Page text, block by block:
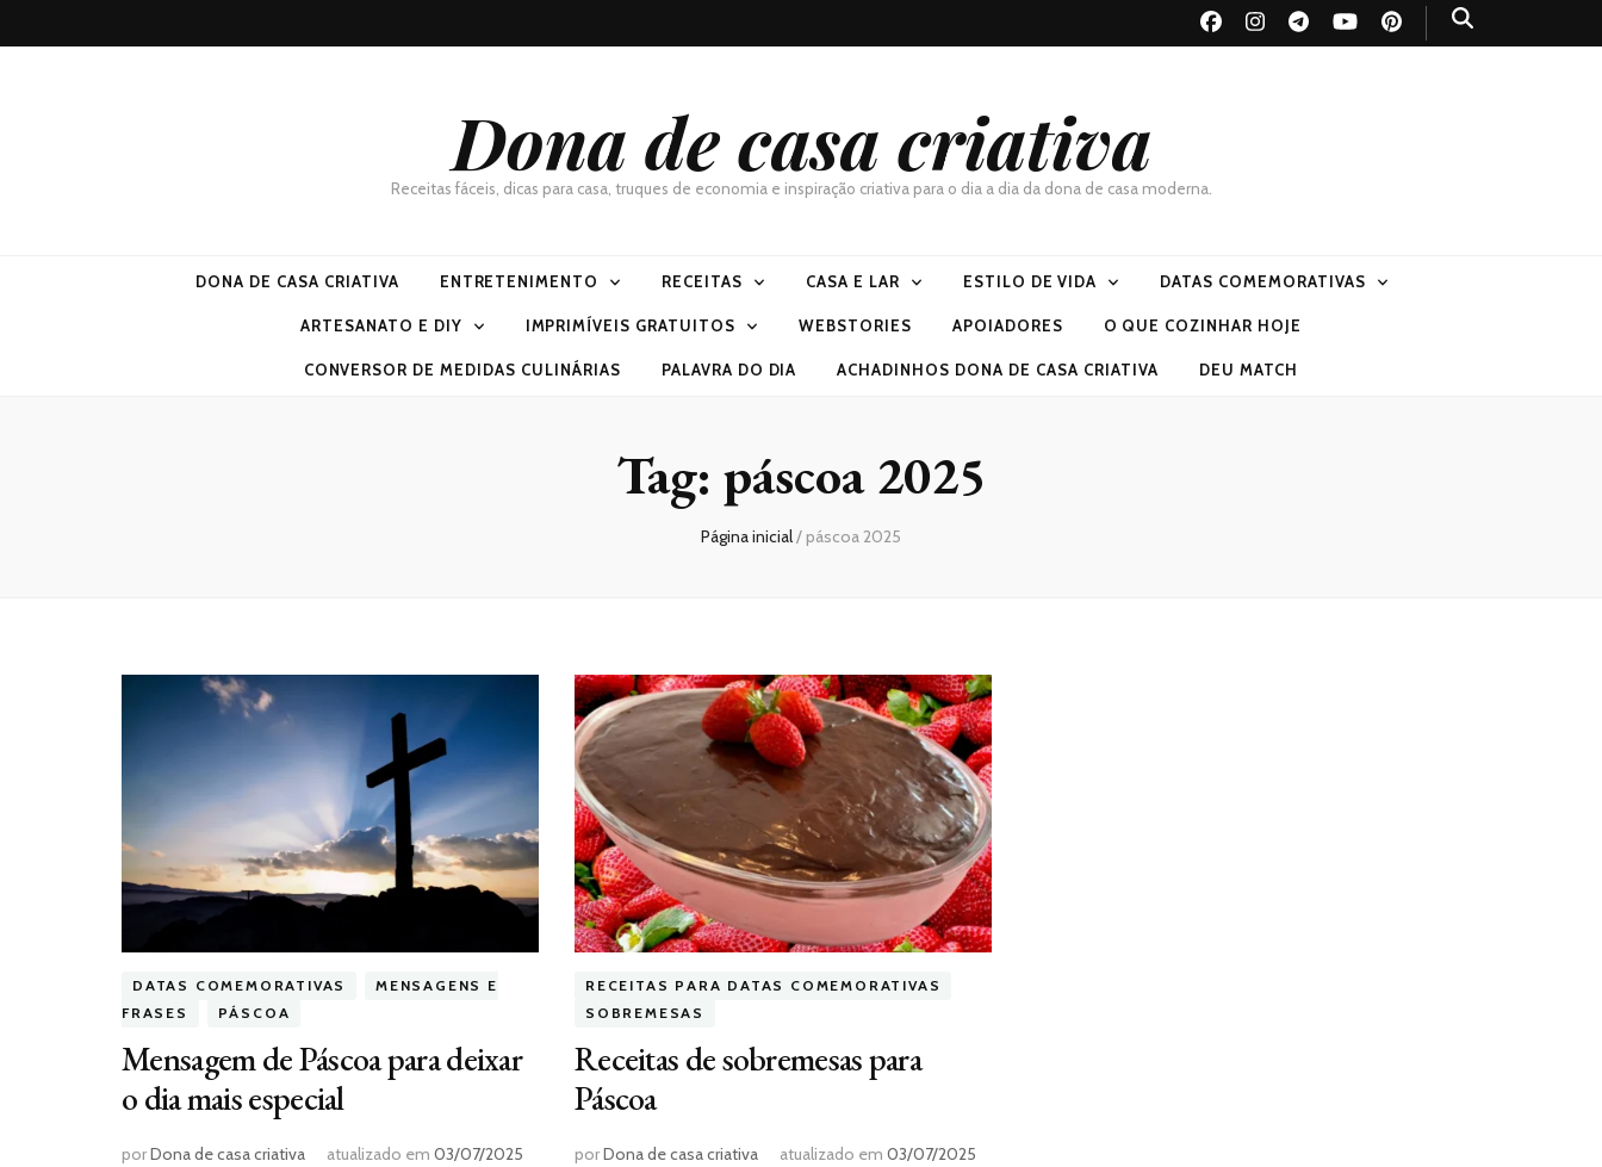
Dona de casa criativa
Receitas fáceis, dicas para casa, truques de economia e inspiração criativa para o dia a dia da dona de casa moderna.
DONA DE CASA CRIATIVA ENTRETENIMENTO RECEITAS CASA E LAR ESTILO DE VIDA DATAS COMEMORATIVAS
ARTESANATO E DIY IMPRIMÍVEIS GRATUITOS WEBSTORIES APOIADORES O QUE COZINHAR HOJE
CONVERSOR DE MEDIDAS CULINÁRIAS PALAVRA DO DIA ACHADINHOS DONA DE CASA CRIATIVA DEU MATCH
Tag: páscoa 2025
Página inicial/ páscoa 2025
DATAS COMEMORATIVAS
MENSAGENS E
FRASES
PÁSCOA
Mensagem de Páscoa para deixar
o dia mais especial
porDona de casa criativa atualizado em 03/07/2025
RECEITAS PARA DATAS COMEMORATIVAS
SOBREMESAS
Receitas de sobremesas para
Páscoa
porDona de casa criativa atualizado em 03/07/2025